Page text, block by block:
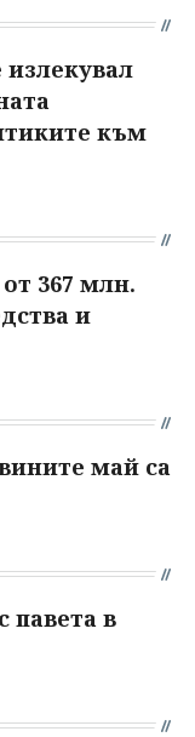
към
367 млн.
и
май са
павета в